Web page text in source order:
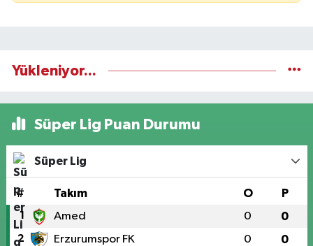
Yükleniyor...
Süper Lig Puan Durumu
Süper Lig
# Takım O P
1 Amed 0 0
2 Erzurumspor FK 0 0